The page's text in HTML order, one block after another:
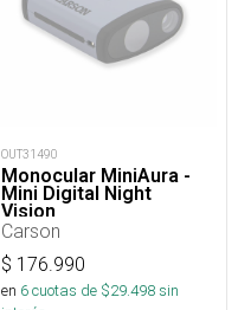
OUT31490
Monocular MiniAura -
Mini Digital Night
Vision
Carson
$ 176.990
en 6cuotas de $29.498sin